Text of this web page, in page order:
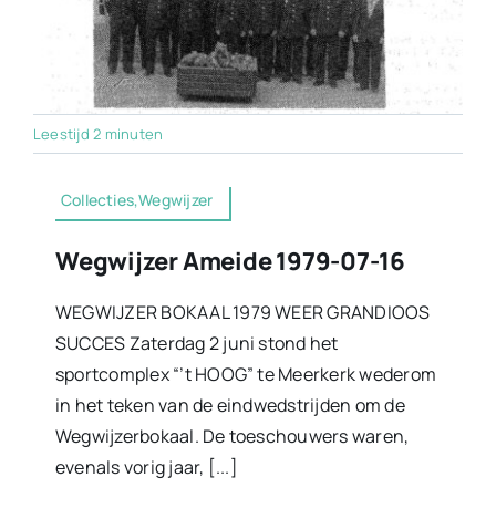
Leestijd 2 minuten
Collecties,Wegwijzer
Wegwijzer Ameide 1979-07-16
WEGWIJZER BOKAAL 1979 WEER GRANDIOOS
SUCCES Zaterdag 2 juni stond het
sportcomplex “’t HOOG” te Meerkerk wederom
in het teken van de eindwedstrijden om de
Wegwijzerbokaal. De toeschouwers waren,
evenals vorig jaar, [...]